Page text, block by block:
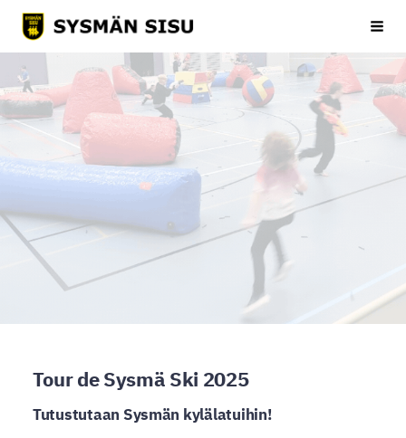
Siirry
sivun
Sysmän Sisu
Tour de Sysmä Ski 2025
Tutustutaan Sysmän kylälatuihin!